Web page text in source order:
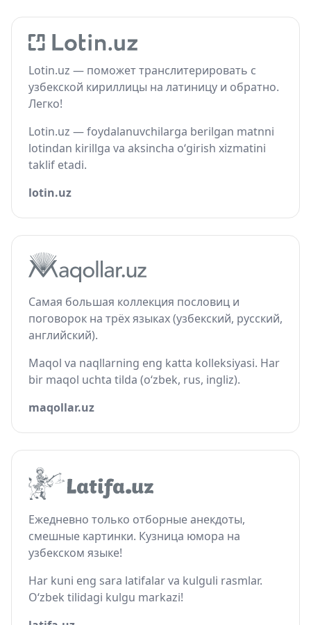
Lotin.uz — поможет транслитерировать с
узбекской кириллицы на латиницу и обратно.
Легко!
Lotin.uz — foydalanuvchilarga berilgan matnni
lotindan kirillga va aksincha o‘girish xizmatini
taklif etadi.
lotin.uz
Самая большая коллекция пословиц и
поговорок на трёх языках (узбекский, русский,
английский).
Maqol va naqllarning eng katta kolleksiyasi. Har
bir maqol uchta tilda (o‘zbek, rus, ingliz).
maqollar.uz
Ежедневно только отборные анекдоты,
смешные картинки. Кузница юмора на
узбекском языке!
Har kuni eng sara latifalar va kulguli rasmlar.
O‘zbek tilidagi kulgu markazi!